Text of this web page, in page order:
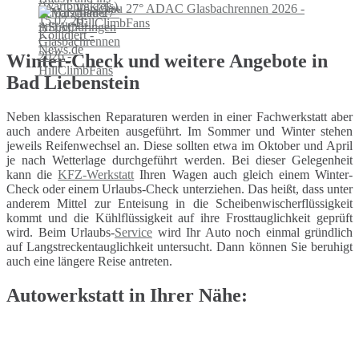
Vorschau 27° ADAC Glasbachrennen 2026 -
HillClimbFans
Winter-Check und weitere Angebote in
Bad Liebenstein
Neben klassischen Reparaturen werden in einer Fachwerkstatt aber
auch andere Arbeiten ausgeführt. Im Sommer und Winter stehen
jeweils Reifenwechsel an. Diese sollten etwa im Oktober und April
je nach Wetterlage durchgeführt werden. Bei dieser Gelegenheit
kann dieKFZ-Werkstatt Ihren Wagen auch gleich einem Winter-
Check oder einem Urlaubs-Check unterziehen. Das heißt, dass unter
anderem Mittel zur Enteisung in die Scheibenwischerflüssigkeit
kommt und die Kühlflüssigkeit auf ihre Frosttauglichkeit geprüft
wird. Beim Urlaubs-Service wird Ihr Auto noch einmal gründlich
auf Langstreckentauglichkeit untersucht. Dann können Sie beruhigt
auch eine längere Reise antreten.
Autowerkstatt in Ihrer Nähe: